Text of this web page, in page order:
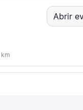
Abrir